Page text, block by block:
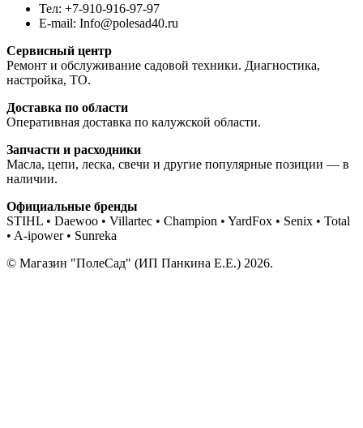
Тел: +7-910-916-97-97
E-mail: Info@polesad40.ru
Сервисный центр
Ремонт и обслуживание садовой техники. Диагностика,
настройка, ТО.
Доставка по области
Оперативная доставка по калужской области.
Запчасти и расходники
Масла, цепи, леска, свечи и другие популярные позиции — в
наличии.
Официальные бренды
STIHL • Daewoo • Villartec • Champion • YardFox • Senix • Total
• A-ipower • Sunreka
© Магазин "ПолеСад" (ИП Панкина Е.Е.) 2026.